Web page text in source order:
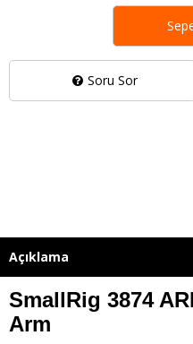
Soru Sor
Açıklama
SmallRig 3874
Arm